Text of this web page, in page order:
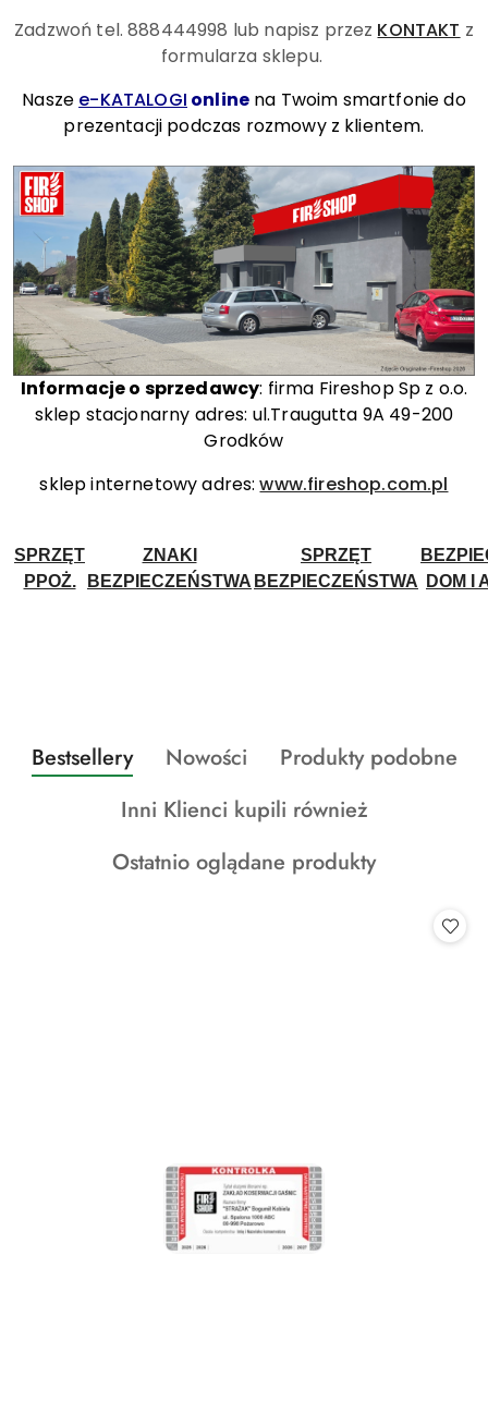
Zadzwoń tel. 888444998 lub napisz przez KONTAKT z
formularza sklepu.
Nasze e-KATALOGI online na Twoim smartfonie do
prezentacji podczas rozmowy z klientem.
Informacje o sprzedawcy: firma Fireshop Sp z o.o.
sklep stacjonarny adres: ul.Traugutta 9A 49-200
Grodków
sklep internetowy adres:www.fireshop.com.pl
SPRZĘT
PPOŻ.
ZNAKI
BEZPIECZEŃSTWA
SPRZĘT
BEZPIECZEŃSTWA
DOM I
Pomiń karuzelę produktów
Produkty
o
Bestsellery
Produkty
statusie:
Nowości
Produkty
statusie:
Produkty podobne
Produkty
statusie:
Inni Klienci kupili również
Produkty
Ostatnio oglądane produkty